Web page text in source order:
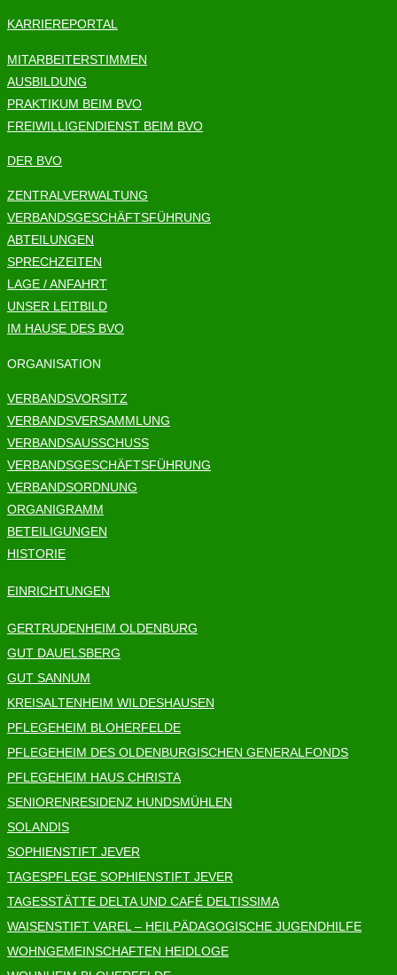
KARRIEREPORTAL
MITARBEITERSTIMMEN
AUSBILDUNG
PRAKTIKUM BEIM BVO
FREIWILLIGENDIENST BEIM BVO
DER BVO
ZENTRALVERWALTUNG
VERBANDSGESCHÄFTSFÜHRUNG
ABTEILUNGEN
SPRECHZEITEN
LAGE / ANFAHRT
UNSER LEITBILD
IM HAUSE DES BVO
ORGANISATION
VERBANDSVORSITZ
VERBANDSVERSAMMLUNG
VERBANDSAUSSCHUSS
VERBANDSGESCHÄFTSFÜHRUNG
VERBANDSORDNUNG
ORGANIGRAMM
BETEILIGUNGEN
HISTORIE
EINRICHTUNGEN
GERTRUDENHEIM OLDENBURG
GUT DAUELSBERG
GUT SANNUM
KREISALTENHEIM WILDESHAUSEN
PFLEGEHEIM BLOHERFELDE
PFLEGEHEIM DES OLDENBURGISCHEN GENERALFONDS
PFLEGEHEIM HAUS CHRISTA
SENIORENRESIDENZ HUNDSMÜHLEN
SOLANDIS
SOPHIENSTIFT JEVER
TAGESPFLEGE SOPHIENSTIFT JEVER
TAGESSTÄTTE DELTA UND CAFÉ DELTISSIMA
WAISENSTIFT VAREL – HEILPÄDAGOGISCHE JUGENDHILFE
WOHNGEMEINSCHAFTEN HEIDLOGE